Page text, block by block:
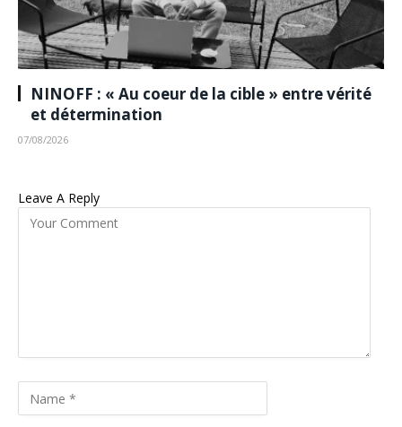
NINOFF : « Au coeur de la cible » entre vérité
et détermination
07/08/2026
Leave A Reply